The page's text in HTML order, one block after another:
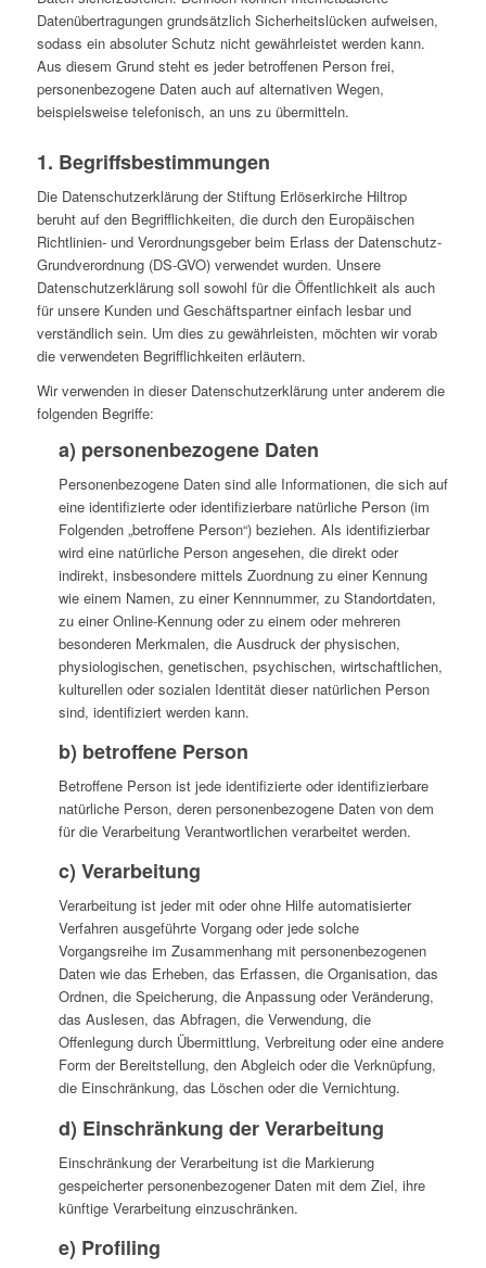
Datenübertragungen grundsätzlich Sicherheitslücken aufweisen,
sodass ein absoluter Schutz nicht gewährleistet werden kann.
Aus diesem Grund steht es jeder betroffenen Person frei,
personenbezogene Daten auch auf alternativen Wegen,
beispielsweise telefonisch, an uns zu übermitteln.
1. Begriffsbestimmungen
Die Datenschutzerklärung der Stiftung Erlöserkirche Hiltrop
beruht auf den Begrifflichkeiten, die durch den Europäischen
Richtlinien- und Verordnungsgeber beim Erlass der Datenschutz-
Grundverordnung (DS-GVO) verwendet wurden. Unsere
Datenschutzerklärung soll sowohl für die Öffentlichkeit als auch
für unsere Kunden und Geschäftspartner einfach lesbar und
verständlich sein. Um dies zu gewährleisten, möchten wir vorab
die verwendeten Begrifflichkeiten erläutern.
Wir verwenden in dieser Datenschutzerklärung unter anderem die
folgenden Begriffe:
a) personenbezogene Daten
Personenbezogene Daten sind alle Informationen, die sich auf
eine identifizierte oder identifizierbare natürliche Person (im
Folgenden „betroffene Person“) beziehen. Als identifizierbar
wird eine natürliche Person angesehen, die direkt oder
indirekt, insbesondere mittels Zuordnung zu einer Kennung
wie einem Namen, zu einer Kennnummer, zu Standortdaten,
zu einer Online-Kennung oder zu einem oder mehreren
besonderen Merkmalen, die Ausdruck der physischen,
physiologischen, genetischen, psychischen, wirtschaftlichen,
kulturellen oder sozialen Identität dieser natürlichen Person
sind, identifiziert werden kann.
b) betroffene Person
Betroffene Person ist jede identifizierte oder identifizierbare
natürliche Person, deren personenbezogene Daten von dem
für die Verarbeitung Verantwortlichen verarbeitet werden.
c) Verarbeitung
Verarbeitung ist jeder mit oder ohne Hilfe automatisierter
Verfahren ausgeführte Vorgang oder jede solche
Vorgangsreihe im Zusammenhang mit personenbezogenen
Daten wie das Erheben, das Erfassen, die Organisation, das
Ordnen, die Speicherung, die Anpassung oder Veränderung,
das Auslesen, das Abfragen, die Verwendung, die
Offenlegung durch Übermittlung, Verbreitung oder eine andere
Form der Bereitstellung, den Abgleich oder die Verknüpfung,
die Einschränkung, das Löschen oder die Vernichtung.
d) Einschränkung der Verarbeitung
Einschränkung der Verarbeitung ist die Markierung
gespeicherter personenbezogener Daten mit dem Ziel, ihre
künftige Verarbeitung einzuschränken.
e) Profiling